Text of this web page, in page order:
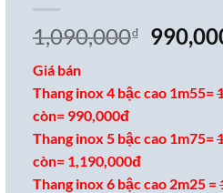
1,090,000₫
Giá
Giá bán
Thang inox 4 bậc cao 1m55=
còn= 990,000đ
Thang inox 5 bậc cao 1m75=
còn= 1,190,000đ
Thang inox 6 bậc cao 2m25 =